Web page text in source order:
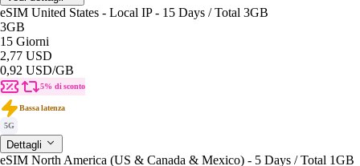
eSIM United States - Local IP - 15 Days / Total 3GB
3GB
15 Giorni
2,77 USD
0,92 USD/GB
5% di sconto
Bassa latenza
5G
Dettagli
eSIM North America (US & Canada & Mexico) - 5 Days / Total 1GB